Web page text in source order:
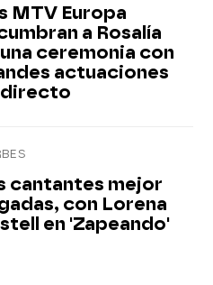
MTV Europa
a Rosalía
ceremonia con
actuaciones
directo
cantantes mejor
con Lorena
en 'Zapeando'